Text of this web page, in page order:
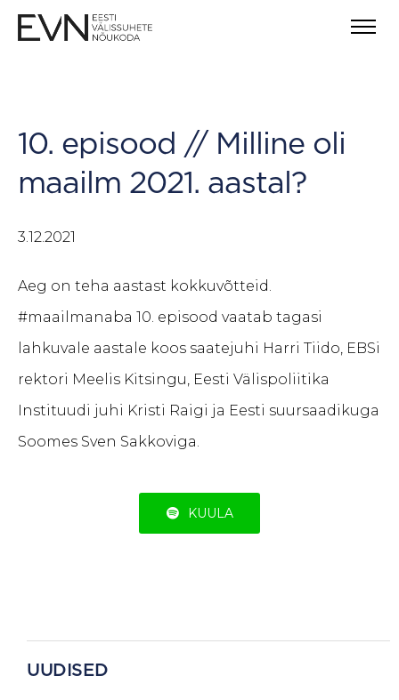
10. episood // Milline oli
maailm 2021. aastal?
3.12.2021
Aeg on teha aastast kokkuvõtteid.
#maailmanaba 10. episood vaatab tagasi
lahkuvale aastale koos saatejuhi Harri Tiido, EBSi
rektori Meelis Kitsingu, Eesti Välispoliitika
Instituudi juhi Kristi Raigi ja Eesti suursaadikuga
Soomes Sven Sakkoviga.
KUULA
UUDISED